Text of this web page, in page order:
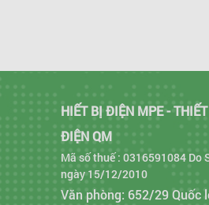
HIẾT BỊ ĐIỆN MPE -
ĐIỆN QM
Mã số thuế : 0316591084 Do
ngày 15/12/2010
Văn phòng: 652/29 Quốc